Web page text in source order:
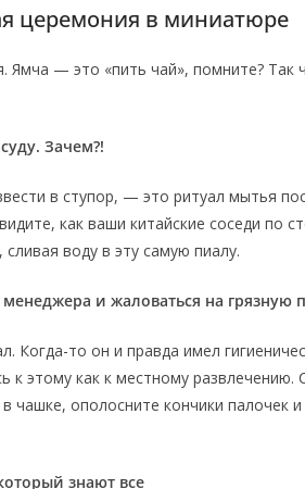
церемония в миниатюре
Ямча — это «пить чай», помните? Так
Зачем?!
в ступор, — это ритуал мытья
как ваши китайские соседи по
воду в эту самую пиалу.
и жаловаться на грязную
Когда-то он и правда имел
к этому как к местному
чашке, ополосните кончики палочек
знают все